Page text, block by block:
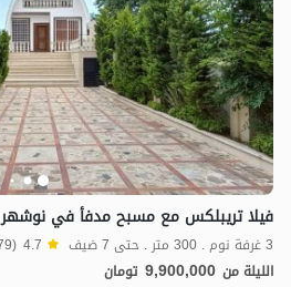
فيلا تريبلكس مع مسبح مدفأ في نوشهر
3 غرفة نوم . 300 متر . حتى 7 ضيف 4.7 (79 تعليق)
الليلة من 9,900,000 تومان